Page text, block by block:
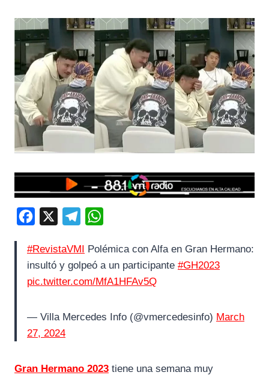
c
e
b
l
e
g
a
t
s
#RevistaVMI Polémica con Alfa en Gran Hermano:
insultó y golpeó a un participante #GH2023
pic.twitter.com/MfA1HFAv5Q
— Villa Mercedes Info (@vmercedesinfo) March
27, 2024
Gran Hermano 2023 tiene una semana muy